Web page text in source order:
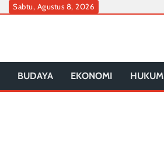
SkipSabtu, Agustus 8, 2026
BUDAYA EKONOMI HUKUM